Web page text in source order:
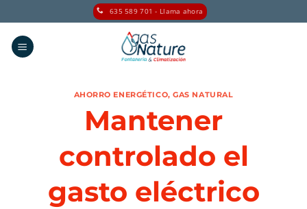
al
contenido
635 589 701 - Llama ahora
AHORRO ENERGÉTICO,GAS NATURAL
Mantener
controlado el
gasto eléctrico